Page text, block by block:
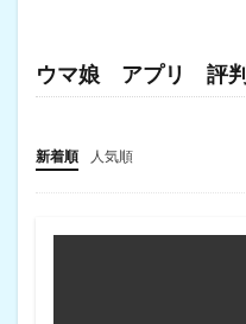
ウマ娘 アプリ 評判
新着順 人気順